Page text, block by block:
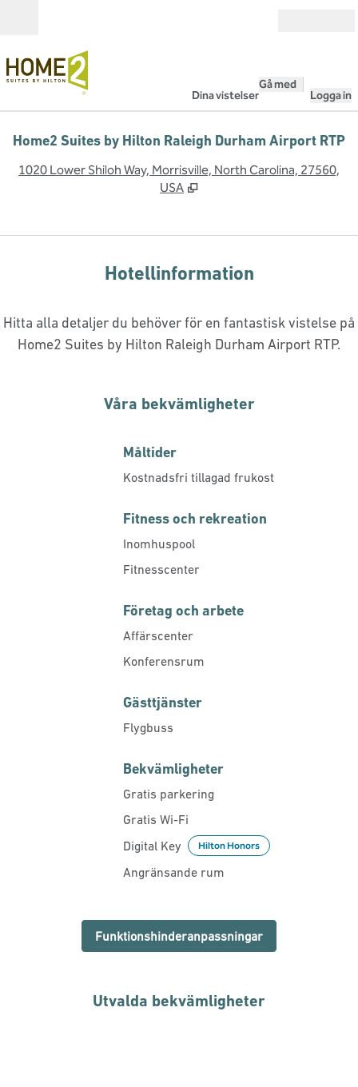
Dina vistelser
Gå med
Logga in
Home2 Suites by Hilton Raleigh Durham Airport RTP
1020 Lower Shiloh Way, Morrisville, North Carolina, 27560,
USA
Hotellinformation
Hitta alla detaljer du behöver för en fantastisk vistelse på
Home2 Suites by Hilton Raleigh Durham Airport RTP.
Våra bekvämligheter
Måltider
Kostnadsfri tillagad frukost
Fitness och rekreation
Inomhuspool
Fitnesscenter
Företag och arbete
Affärscenter
Konferensrum
Gästtjänster
Flygbuss
Bekvämligheter
Gratis parkering
Gratis Wi-Fi
Digital Key
Hilton Honors
Angränsande rum
Funktionshinderanpassningar
Utvalda bekvämligheter
FITNESSCENTER